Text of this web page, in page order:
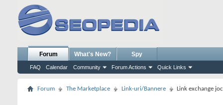
Forum
FAQ Calendar Community Forum Actions Quick Links
What's New? Spy
Forum The Marketplace Link-uri/Bannere Link exchange